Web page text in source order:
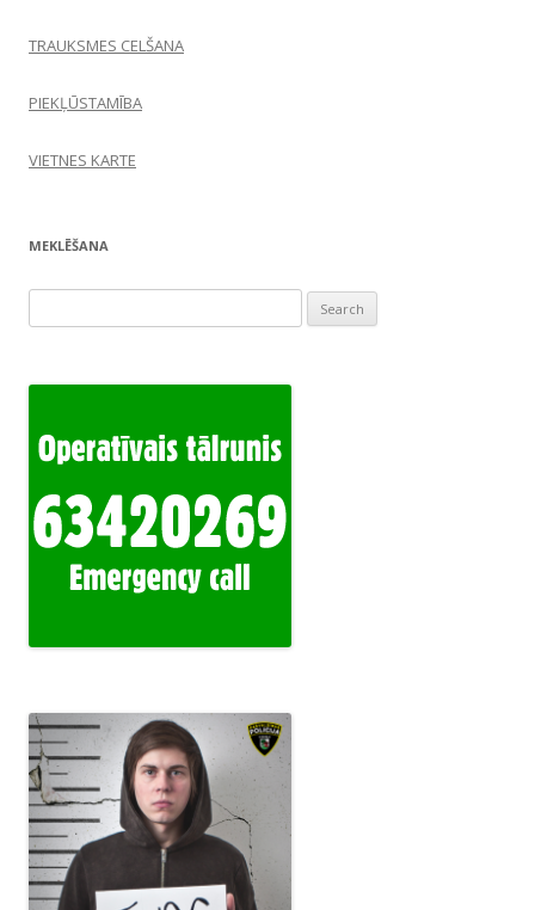
TRAUKSMES CELŠANA
PIEKĻŪSTAMĪBA
VIETNES KARTE
MEKLĒŠANA
for: